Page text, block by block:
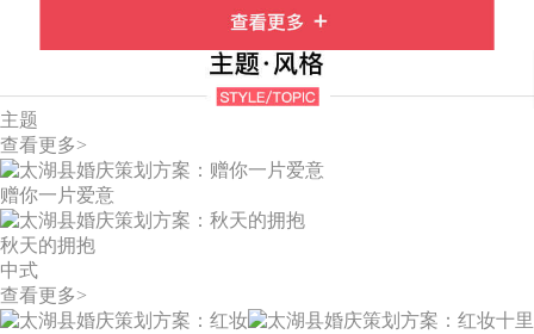
主题
查看更多>
赠你一片爱意
秋天的拥抱
中式
查看更多>